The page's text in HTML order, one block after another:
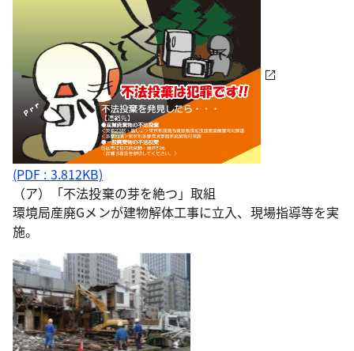
(PDF : 3.812KB)
（ア）「不法投棄の芽を絶つ」取組
環境局産廃Gメンが建物解体工事に立入、現場指導等を実
施。